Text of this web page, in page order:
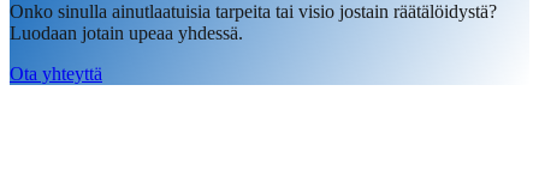
Onko sinulla ainutlaatuisia tarpeita tai visio jostain räätälöidystä?
Luodaan jotain upeaa yhdessä.
Ota yhteyttä